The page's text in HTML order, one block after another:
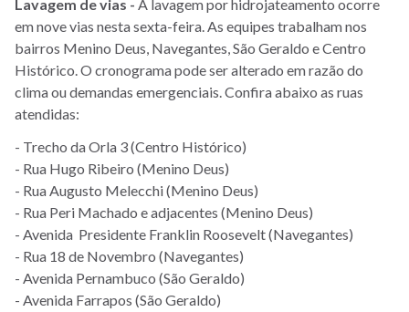
Lavagem de vias - A lavagem por hidrojateamento ocorre
em nove vias nesta sexta-feira.As equipes trabalham nos
bairros Menino Deus, Navegantes, São Geraldo e Centro
Histórico.O cronograma pode ser alterado em razão do
clima ou demandas emergenciais. Confira abaixo as ruas
atendidas:
- Trecho da Orla 3 (Centro Histórico)
- Rua Hugo Ribeiro (Menino Deus)
- Rua Augusto Melecchi (Menino Deus)
- Rua Peri Machado e adjacentes (Menino Deus)
- Avenida Presidente Franklin Roosevelt (Navegantes)
- Rua 18 de Novembro (Navegantes)
- Avenida Pernambuco (São Geraldo)
- Avenida Farrapos (São Geraldo)